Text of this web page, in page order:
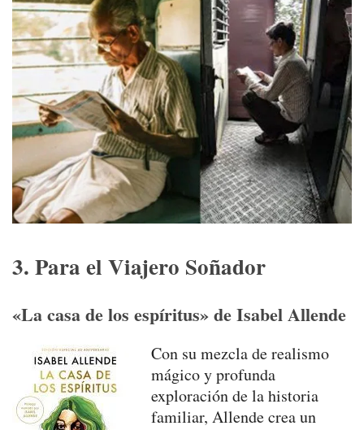
3. Para el Viajero Soñador
«La casa de los espíritus» de Isabel Allende
Con su mezcla de realismo
mágico y profunda
exploración de la historia
familiar, Allende crea un